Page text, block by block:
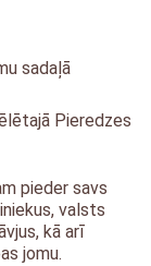
sadaļā
Pieredzes
pieder savs
valsts
kā arī
jomu.